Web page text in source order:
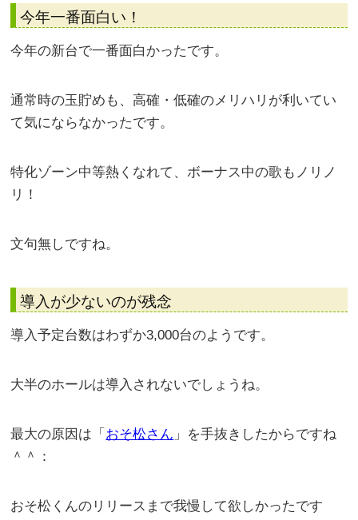
今年一番面白い！
今年の新台で一番面白かったです。
通常時の玉貯めも、高確・低確のメリハリが利いてい
て気にならなかったです。
特化ゾーン中等熱くなれて、ボーナス中の歌もノリノ
リ！
文句無しですね。
導入が少ないのが残念
導入予定台数はわずか3,000台のようです。
大半のホールは導入されないでしょうね。
最大の原因は「 おそ松さん 」を手抜きしたからですね
＾＾：
おそ松くんのリリースまで我慢して欲しかったです